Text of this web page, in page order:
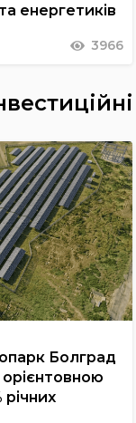
енергетиків
3966
Болград
орієнтовною
річних